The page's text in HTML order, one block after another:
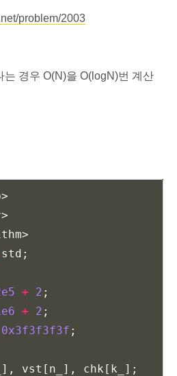
problem/2003
는 경우 O(N)을 O(logN)번 계산
std ;
+ 2 ;
+ 2 ;
0x3f3f3f3f ;
], vst [ n_ ], chk [ k_
];